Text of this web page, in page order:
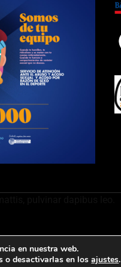
en nuestra web.
o desactivarlas en losajustes.